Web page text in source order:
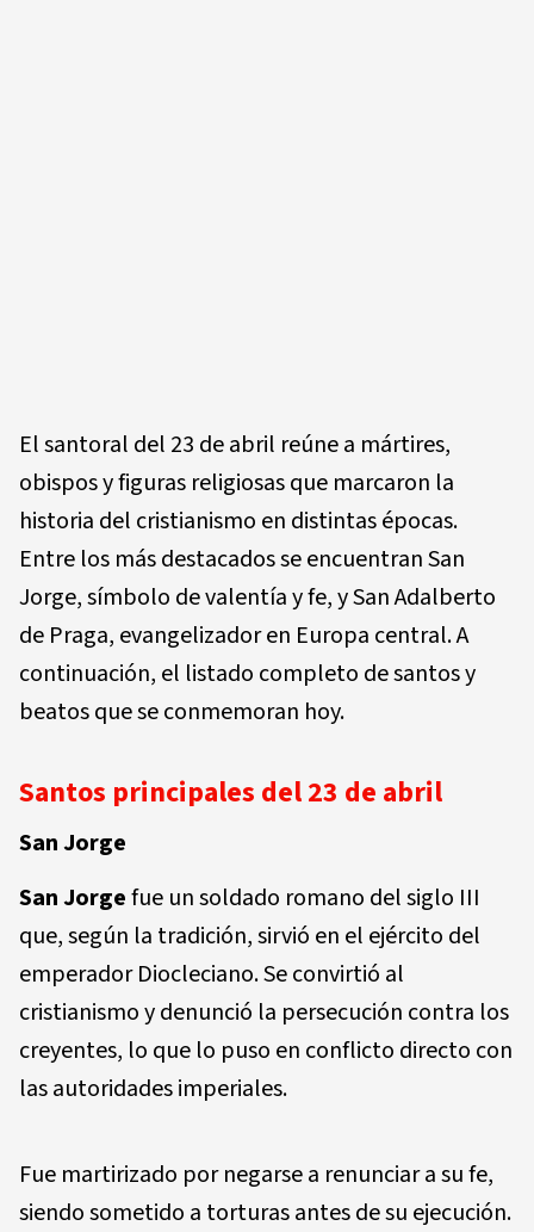
El santoral del 23 de abril reúne a mártires,
obispos y figuras religiosas que marcaron la
historia del cristianismo en distintas épocas.
Entre los más destacados se encuentran San
Jorge, símbolo de valentía y fe, y San Adalberto
de Praga, evangelizador en Europa central. A
continuación, el listado completo de santos y
beatos que se conmemoran hoy.
Santos principales del 23 de abril
San Jorge
San Jorgefue un soldado romano del siglo III
que, según la tradición, sirvió en el ejército del
emperador Diocleciano. Se convirtió al
cristianismo y denunció la persecución contra los
creyentes, lo que lo puso en conflicto directo con
las autoridades imperiales.
Fue martirizado por negarse a renunciar a su fe,
siendo sometido a torturas antes de su ejecución.